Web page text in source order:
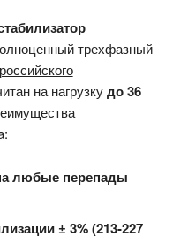
трехфазный
российского
на нагрузкудо 36
любые перепады
± 3% (213-227